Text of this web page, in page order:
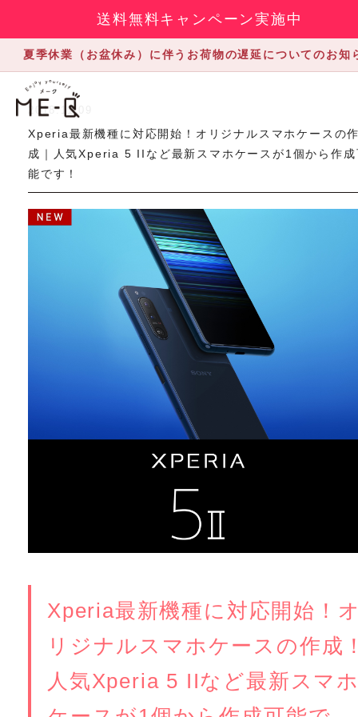
送料無料キャンペーン実施中
夏季休業（お盆休み）に伴うお荷物の遅延についてのお知
2018.11.09
Xperia最新機種に対応開始！オリジナルスマホケースの
成｜人気Xperia 5 IIなど最新スマホケースが1個から作成
能です！
Xperia最新機種に対応開始！
リジナルスマホケースの作成
人気Xperia 5 IIなど最新スマ